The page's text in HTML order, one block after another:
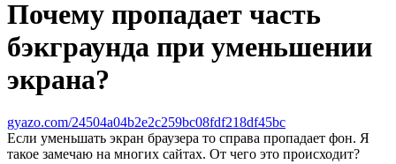
Почему пропадает часть
бэкграунда при уменьшении
экрана?
gyazo.com/24504a04b2e2c259bc08fdf218df45bc
Если уменьшать экран браузера то справа пропадает фон. Я
такое замечаю на многих сайтах. От чего это происходит?